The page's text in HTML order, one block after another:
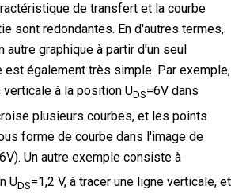
de transfert et la courbe
sont redondantes. En d'autres termes,
autre graphique à partir d'un seul
est également très simple. Par exemple,
à la position UDS=6V dans
plusieurs courbes, et les points
forme de courbe dans l'image de
Un autre exemple consiste à
UDS=1,2 V, à tracer une ligne verticale, et